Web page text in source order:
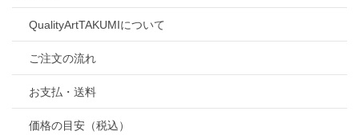
QualityArtTAKUMIについて
ご注文の流れ
お支払・送料
価格の目安（税込）